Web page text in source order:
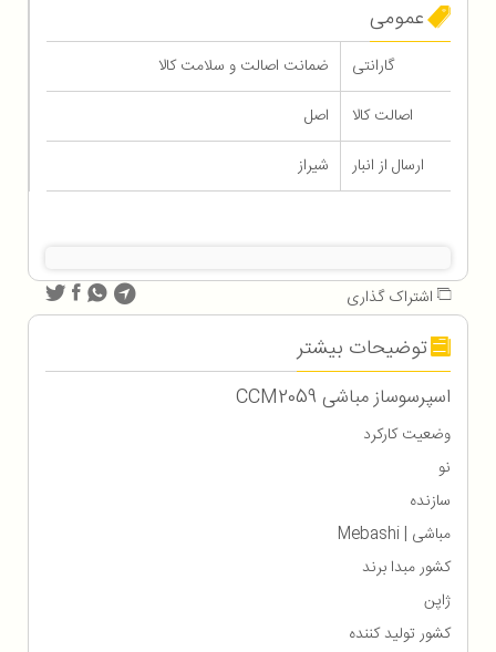
عمومی
گارانتی
ضمانت اصالت و سلامت کالا
اصالت کالا
اصل
ارسال از انبار
شیراز
اشتراک گذاری
توضیحات بیشتر
اسپرسوساز مباشی CCM2059
وضعیت کارکرد
نو
سازنده
مباشی | Mebashi
کشور مبدا برند
ژاپن
کشور تولید کننده